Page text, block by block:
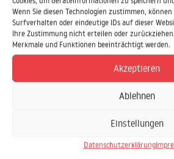
Wenn Sie diesen Technologien zustimmen,
Surfverhalten oder eindeutige IDs auf dieser
Ihre Zustimmung nicht erteilen oder
Merkmale und Funktionen beeinträchtigt werden.
Akzeptieren
Ablehnen
Einstellungen
Datenschutzerklärung